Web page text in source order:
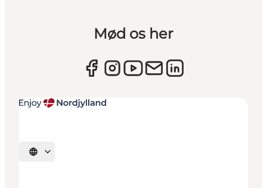
Mød os her
Vælg sprog